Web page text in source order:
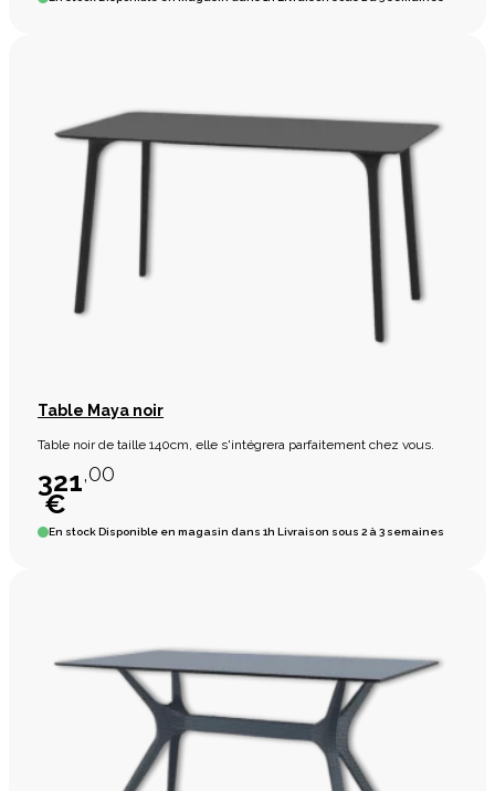
Table Maya noir
Table noir de taille 140cm, elle s'intégrera parfaitement chez vous.
321,00
€
En stockDisponible en magasin dans 1h Livraison sous 2 à 3 semaines